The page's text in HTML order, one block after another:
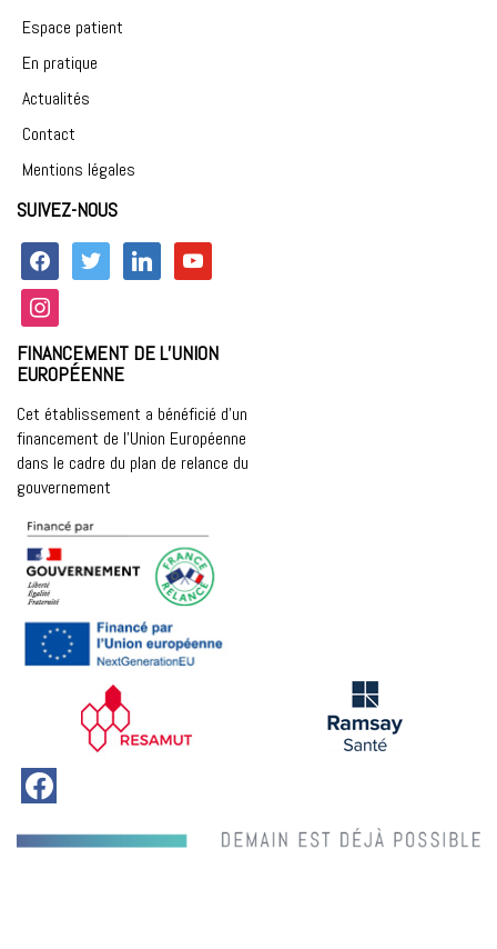
Espace patient
En pratique
Actualités
Contact
Mentions légales
SUIVEZ-NOUS
facebooktwitter linkedin youtube
instagram
FINANCEMENT DE L’UNION
EUROPÉENNE
Cet établissement a bénéficié d’un
financement de l’Union Européenne
dans le cadre du plan de relance du
gouvernement